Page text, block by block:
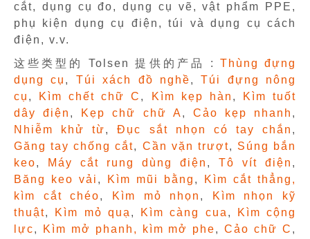
cắt, dụng cụ đo, dụng cụ vẽ, vật phẩm PPE,
phụ kiện dụng cụ điện, túi và dụng cụ cách
điện, v.v.
这些类型的 Tolsen 提供的产品 : Thùng đựng
dụng cụ , Túi xách đồ nghề,Túi đựng nông
cụ , Kìm chết chữ C , Kìm kẹp hàn ,
Kìm tuốt
dây điện , Kẹp chữ chữ A, Cảo kẹp nhanh ,
Nhiễm khử từ,Đục sắt nhọn có tay chắn ,
Găng tay chống cắt, Cần vặn trượt, Súng bắn
keo, Máy cắt rung dùng điện , Tô vít điện ,
Băng keo vải , Kìm mũi bằng ,
Kìm cắt thẳng,
kìm cắt chéo, Kìm mỏ nhọn ,
Kìm nhọn kỹ
thuật, Kìm mỏ quạ , Kìm càng cua ,
Kìm cộng
lực, Kìm mở phanh, kìm mở phe,Cảo chữ C ,